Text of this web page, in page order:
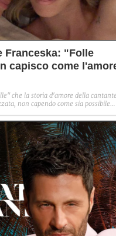
Franceska: "Folle
capisco come
che la storia d'amore della
non capendo come sia possibile